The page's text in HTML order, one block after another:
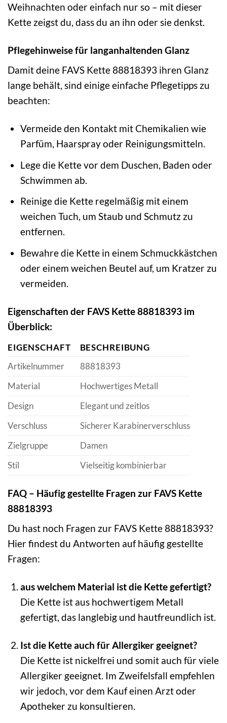
Weihnachten oder einfach nur so – mit dieser
Kette zeigst du, dass du an ihn oder sie denkst.
Pflegehinweise für langanhaltenden Glanz
Damit deine FAVS Kette 88818393 ihren Glanz
lange behält, sind einige einfache Pflegetipps zu
beachten:
Vermeide den Kontakt mit Chemikalien wie
Parfüm, Haarspray oder Reinigungsmitteln.
Lege die Kette vor dem Duschen, Baden oder
Schwimmen ab.
Reinige die Kette regelmäßig mit einem
weichen Tuch, um Staub und Schmutz zu
entfernen.
Bewahre die Kette in einem Schmuckkästchen
oder einem weichen Beutel auf, um Kratzer zu
vermeiden.
Eigenschaften der FAVS Kette 88818393 im
Überblick:
EIGENSCHAFT
BESCHREIBUNG
Artikelnummer
88818393
Material
Hochwertiges Metall
Design
Elegant und zeitlos
Verschluss
Sicherer Karabinerverschluss
Zielgruppe
Damen
Stil
Vielseitig kombinierbar
FAQ – Häufig gestellte Fragen zur FAVS Kette
88818393
Du hast noch Fragen zur FAVS Kette 88818393?
Hier findest du Antworten auf häufig gestellte
Fragen:
aus welchem Material ist die Kette gefertigt?
Die Kette ist aus hochwertigem Metall
gefertigt, das langlebig und hautfreundlich ist.
Ist die Kette auch für Allergiker geeignet?
Die Kette ist nickelfrei und somit auch für viele
Allergiker geeignet. Im Zweifelsfall empfehlen
wir jedoch, vor dem Kauf einen Arzt oder
Apotheker zu konsultieren.